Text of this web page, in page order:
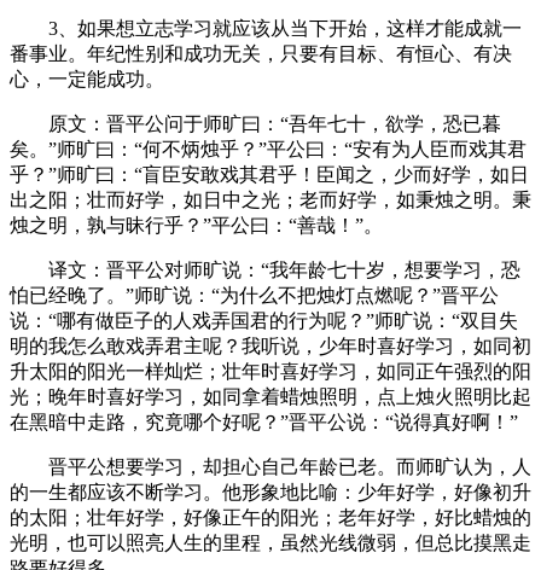
3、如果想立志学习就应该从当下开始，这样才能成就一
番事业。年纪性别和成功无关，只要有目标、有恒心、有决
心，一定能成功。
原文：晋平公问于师旷曰：“吾年七十，欲学，恐已暮
矣。”师旷曰：“何不炳烛乎？”平公曰：“安有为人臣而戏其君
乎？”师旷曰：“盲臣安敢戏其君乎！臣闻之，少而好学，如日
出之阳；壮而好学，如日中之光；老而好学，如秉烛之明。秉
烛之明，孰与昧行乎？”平公曰：“善哉！”。
译文：晋平公对师旷说：“我年龄七十岁，想要学习，恐
怕已经晚了。”师旷说：“为什么不把烛灯点燃呢？”晋平公
说：“哪有做臣子的人戏弄国君的行为呢？”师旷说：“双目失
明的我怎么敢戏弄君主呢？我听说，少年时喜好学习，如同初
升太阳的阳光一样灿烂；壮年时喜好学习，如同正午强烈的阳
光；晚年时喜好学习，如同拿着蜡烛照明，点上烛火照明比起
在黑暗中走路，究竟哪个好呢？”晋平公说：“说得真好啊！”
晋平公想要学习，却担心自己年龄已老。而师旷认为，人
的一生都应该不断学习。他形象地比喻：少年好学，好像初升
的太阳；壮年好学，好像正午的阳光；老年好学，好比蜡烛的
光明，也可以照亮人生的里程，虽然光线微弱，但总比摸黑走